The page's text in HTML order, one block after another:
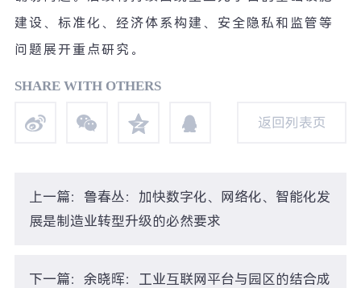
建设、标准化、经济体系构建、安全隐私和监管等
问题展开重点研究。
SHARE WITH OTHERS
返回列表页
上一篇：鲁春丛：加快数字化、网络化、智能化发
展是制造业转型升级的必然要求
下一篇：余晓晖：工业互联网平台与园区的结合成